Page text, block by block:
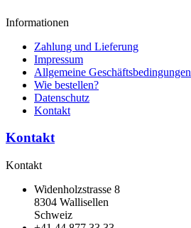
Informationen
Zahlung und Lieferung
Impressum
Allgemeine Geschäftsbedingungen
Wie bestellen?
Datenschutz
Kontakt
Kontakt
Kontakt
Widenholzstrasse 8
8304 Wallisellen
Schweiz